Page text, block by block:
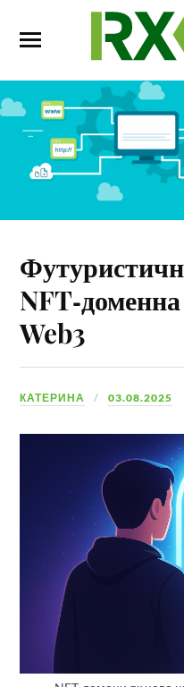
Web3
КАТЕРИНА 03.08.2025